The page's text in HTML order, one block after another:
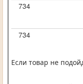
734
734
Если товар не